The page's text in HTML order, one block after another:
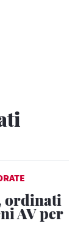
ordinati
AV per